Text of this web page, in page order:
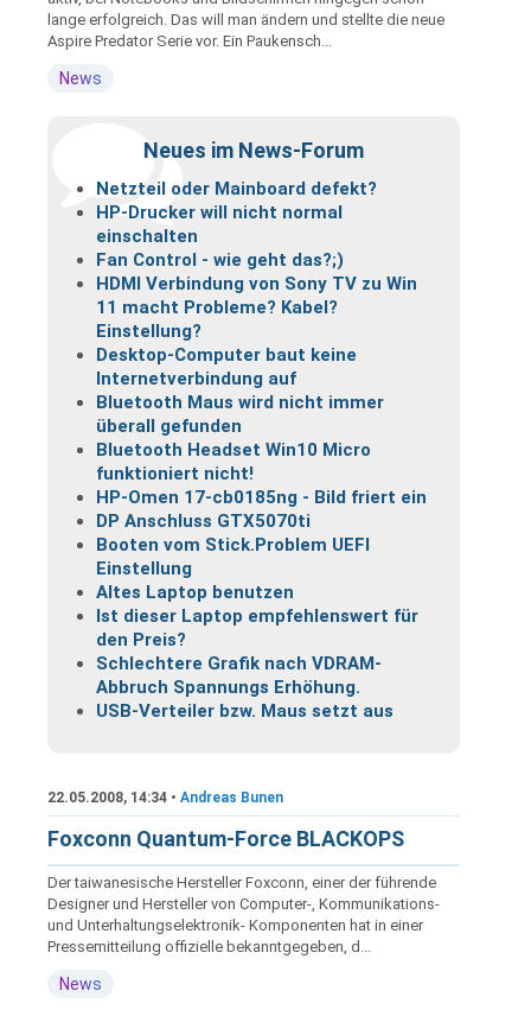
lange erfolgreich. Das will man ändern und stellte die neue
Aspire Predator Serie vor. Ein Paukensch...
News
Neues im News-Forum
Netzteil oder Mainboard defekt?
HP-Drucker will nicht normal
einschalten
Fan Control - wie geht das?;)
HDMI Verbindung von Sony TV zu Win
11 macht Probleme? Kabel?
Einstellung?
Desktop-Computer baut keine
Internetverbindung auf
Bluetooth Maus wird nicht immer
überall gefunden
Bluetooth Headset Win10 Micro
funktioniert nicht!
HP-Omen 17-cb0185ng - Bild friert ein
DP Anschluss GTX5070ti
Booten vom Stick.Problem UEFI
Einstellung
Altes Laptop benutzen
Ist dieser Laptop empfehlenswert für
den Preis?
Schlechtere Grafik nach VDRAM-
Abbruch Spannungs Erhöhung.
USB-Verteiler bzw. Maus setzt aus
22.05.2008, 14:34 • Andreas Bunen
Foxconn Quantum-Force BLACKOPS
Der taiwanesische Hersteller Foxconn, einer der führende
Designer und Hersteller von Computer-, Kommunikations-
und Unterhaltungselektronik- Komponenten hat in einer
Pressemitteilung offizielle bekanntgegeben, d...
News